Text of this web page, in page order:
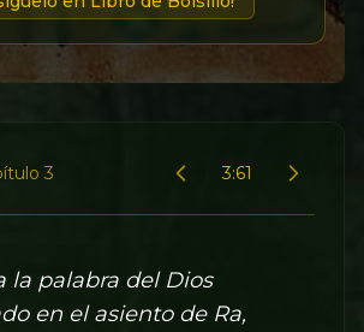
3 3:61
la palabra del Dios
en el asiento de Ra,